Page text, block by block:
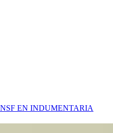
EN INDUMENTARIA